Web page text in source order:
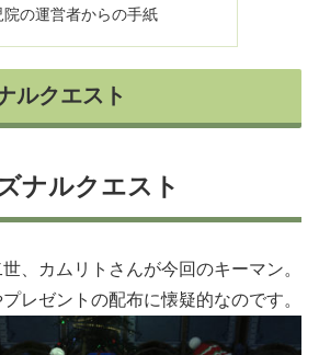
院の運営者からの手紙
ルクエスト
ナルクエスト
、カムリトさんが今回のキーマン。
レゼントの配布に懐疑的なのです。